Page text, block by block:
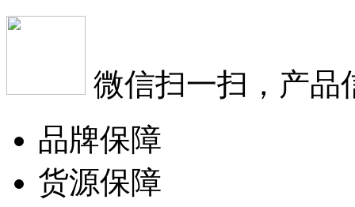
微信扫一扫，产品
品牌保障
货源保障